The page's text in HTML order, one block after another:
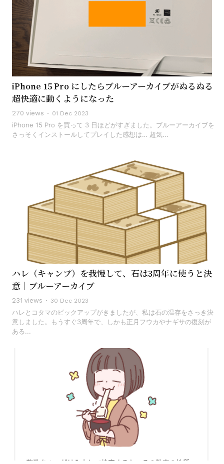
iPhone 15 Pro にしたらブルーアーカイブがぬるぬる
超快適に動くようになった
270 views 01 Dec 2023
iPhone 15 Pro を買って 3 日ほどがすぎました。ブルーアーカイブを
さっそくインストールしてプレイした感想は… 超気...
ハレ（キャンプ）を我慢して、石は3周年に使うと決
意｜ブルーアーカイブ
231 views 30 Dec 2023
ハレとコタマのピックアップがきましたが、私は石の温存をさっき決
意しました。もうすぐ3周年で、しかも正月フウカやナギサの復刻が
ある...